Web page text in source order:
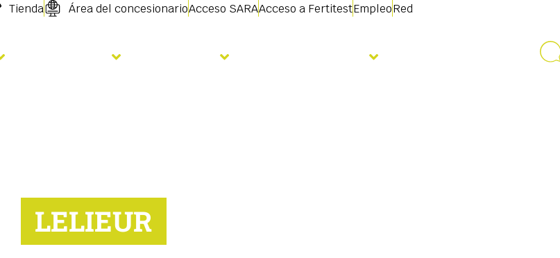
Tienda Área del concesionarioAcceso SARAAcceso a FertitestEmpleoRed
LELIEUR